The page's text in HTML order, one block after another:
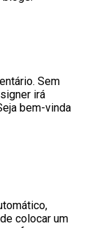
Sem
irá
bem-vinda
colocar um